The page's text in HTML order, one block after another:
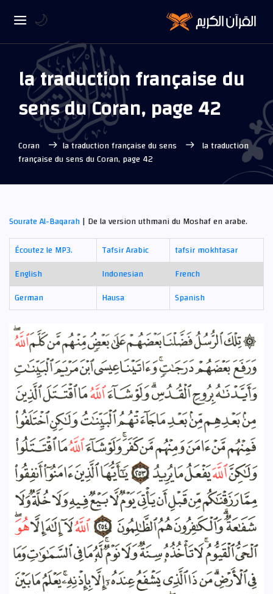
la traduction française du
sens du Coran, page 42
Coran la traduction française du sens
la traduction
française du sens du Coran, page 42
Sourate Al-Baqarah| De la version uthmani du Moshaf en arabe.
Écoutez le MP3.
Tafsir Arabic
tafsir mokhtasar
English
Indonesian
French
German
Hausa Spanish
🌙